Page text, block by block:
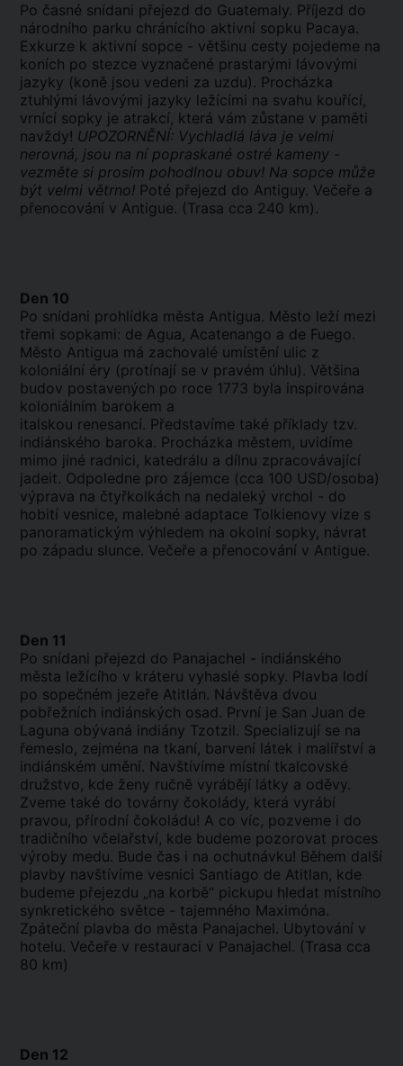
Po časné snídani přejezd do Guatemaly. Příjezd do
národního parku chránícího aktivní sopku Pacaya.
Exkurze k aktivní sopce - většinu cesty pojedeme na
koních po stezce vyznačené prastarými lávovými
jazyky (koně jsou vedeni za uzdu). Procházka
ztuhlými lávovými jazyky ležícími na svahu kouřící,
vrnící sopky je atrakcí, která vám zůstane v paměti
navždy! UPOZORNĚNÍ: Vychladlá láva je velmi
nerovná, jsou na ní popraskané ostré kameny -
vezměte si prosím pohodlnou obuv! Na sopce může
být velmi větrno! Poté přejezd do Antiguy. Večeře a
přenocování v Antigue. (Trasa cca 240 km).
Den 10
Po snídani prohlídka města Antigua. Město leží mezi
třemi sopkami: de Agua, Acatenango a de Fuego.
Město Antigua má zachovalé umístění ulic z
koloniální éry (protínají se v pravém úhlu). Většina
budov postavených po roce 1773 byla inspirována
koloniálním barokem a
italskou renesancí. Představíme také příklady tzv.
indiánského baroka. Procházka městem, uvidíme
mimo jiné radnici, katedrálu a dílnu zpracovávající
jadeit. Odpoledne pro zájemce (cca 100 USD/osoba)
výprava na čtyřkolkách na nedaleký vrchol - do
hobití vesnice, malebné adaptace Tolkienovy vize s
panoramatickým výhledem na okolní sopky, návrat
po západu slunce. Večeře a přenocování v Antigue.
Den 11
Po snídani přejezd do Panajachel - indiánského
města ležícího v kráteru vyhaslé sopky. Plavba lodí
po sopečném jezeře Atitlán. Návštěva dvou
pobřežních indiánských osad. První je San Juan de
Laguna obývaná indiány Tzotzil. Specializují se na
řemeslo, zejména na tkaní, barvení látek i malířství a
indiánském umění. Navštívíme místní tkalcovské
družstvo, kde ženy ručně vyrábějí látky a oděvy.
Zveme také do továrny čokolády, která vyrábí
pravou, přírodní čokoládu! A co víc, pozveme i do
tradičního včelařství, kde budeme pozorovat proces
výroby medu. Bude čas i na ochutnávku! Během další
plavby navštívíme vesnici Santiago de Atitlan, kde
budeme přejezdu „na korbě“ pickupu hledat místního
synkretického světce - tajemného Maximóna.
Zpáteční plavba do města Panajachel. Ubytování v
hotelu. Večeře v restauraci v Panajachel. (Trasa cca
80 km)
Den 12